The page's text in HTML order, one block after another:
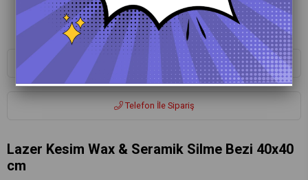
Whatsapp ile Sipariş
Telefon İle Sipariş
Lazer Kesim Wax & Seramik Silme Bezi 40x40
cm